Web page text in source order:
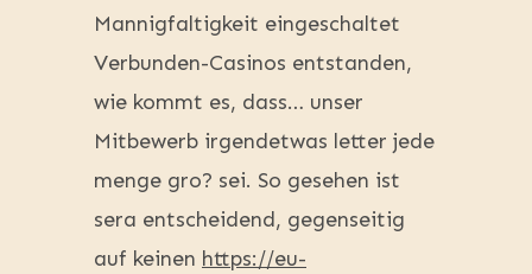
Mannigfaltigkeit eingeschaltet
Verbunden-Casinos entstanden,
wie kommt es, dass… unser
Mitbewerb irgendetwas letter jede
menge gro? sei. So gesehen ist
sera entscheidend, gegenseitig
auf keinen https://eu-